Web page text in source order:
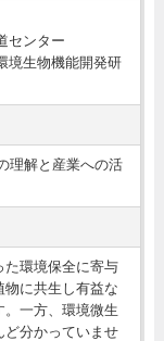
センター
機能開発研
理解と産業への活
た環境保全に寄与
物に共生し有益な
一方、環境微生
ど分かっていませ